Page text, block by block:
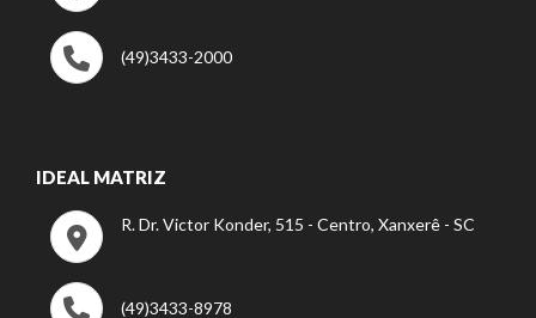
(49)3433-2000
IDEAL MATRIZ
R. Dr. Victor Konder, 515 - Centro, Xanxerê - SC
(49)3433-8978